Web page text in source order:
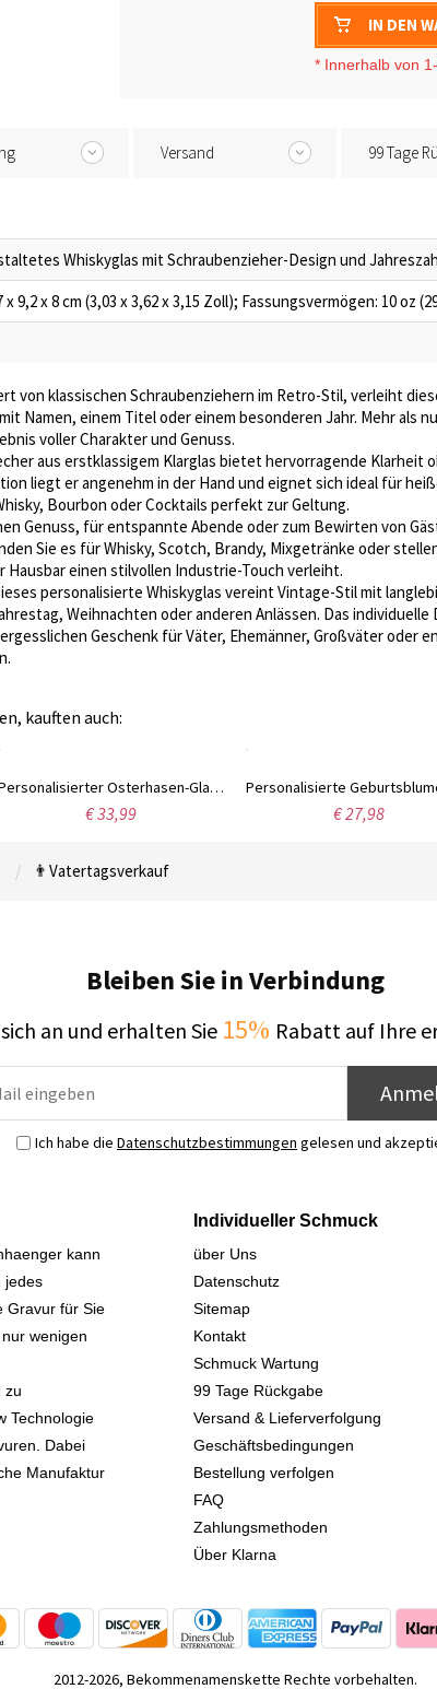
IN DEN
* Innerhalb von
Versand 99 Tage
Whiskyglas mit Schraubenzieher-Design und
9,2 x 8 cm (3,03 x 3,62 x 3,15 Zoll); Fassungsvermögen: 10 oz
von klassischen Schraubenziehern im Retro-Stil, verleiht
Namen, einem Titel oder einem besonderen Jahr. Mehr als
voller Charakter und Genuss.
aus erstklassigem Klarglas bietet hervorragende Klarheit
liegt er angenehm in der Hand und eignet sich ideal für
Bourbon oder Cocktails perfekt zur Geltung.
Genuss, für entspannte Abende oder zum Bewirten von
Sie es für Whisky, Scotch, Brandy, Mixgetränke oder
Hausbar einen stilvollen Industrie-Touch verleiht.
personalisierte Whiskyglas vereint Vintage-Stil mit
Weihnachten oder anderen Anlässen. Das
Geschenk für Väter, Ehemänner, Großväter oder
kauften auch:
Personalisierter Osterhasen-Glasbecher mit Namen, Milchglasbecher mit Bambusdeckel und Strohhalm, Eiskaffeetasse, Geburtstags-/Ostergeschenk für Kinder/Familie/Sie
€ 33,99 € 27,98
👨Vatertagsverkauf
Bleiben Sie in Verbindung
an und erhalten Sie 15% Rabatt auf Ihre
Ich habe die Datenschutzbestimmungen gelesen und
kann
jedes
Gravur für Sie
wenigen
zu
Technologie
Dabei
Manufaktur
Individueller Schmuck
über Uns
Datenschutz
Sitemap
Kontakt
Schmuck Wartung
99 Tage Rückgabe
Versand & Lieferverfolgung
Geschäftsbedingungen
Bestellung verfolgen
FAQ
Zahlungsmethoden
Über Klarna
2012-2026, Bekommenamenskette Rechte vorbehalten.